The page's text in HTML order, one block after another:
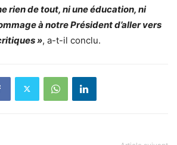
rien de tout, ni une éducation, ni
à notre Président d’aller vers
», a-t-il conclu.